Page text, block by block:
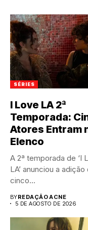
SÉRIES
I Love LA 2ª
Temporada:
Atores Entram
Elenco
A 2ª temporada de ‘I
LA’ anunciou a adição
cinco...
BYREDAÇÃO ACNE
5 DE AGOSTO DE 2026